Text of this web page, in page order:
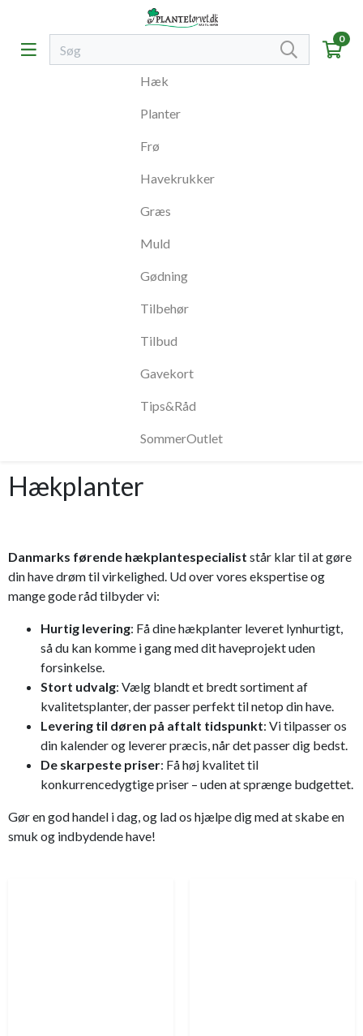
0
Hæk
Planter
Frø
Havekrukker
Græs
Muld
Gødning
Tilbehør
Tilbud
Gavekort
Tips&Råd
SommerOutlet
Hækplanter
Danmarks førende hækplantespecialist står klar til at gøre
din have drøm til virkelighed. Ud over vores ekspertise og
mange gode råd tilbyder vi:
Hurtig levering: Få dine hækplanter leveret lynhurtigt,
så du kan komme i gang med dit haveprojekt uden
forsinkelse.
Stort udvalg: Vælg blandt et bredt sortiment af
kvalitetsplanter, der passer perfekt til netop din have.
Levering til døren på aftalt tidspunkt: Vi tilpasser os
din kalender og leverer præcis, når det passer dig bedst.
De skarpeste priser: Få høj kvalitet til
konkurrencedygtige priser – uden at sprænge budgettet.
Gør en god handel i dag, og lad os hjælpe dig med at skabe en
smuk og indbydende have!